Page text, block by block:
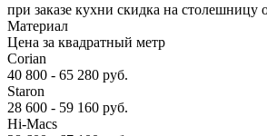
при заказе кухни скидка на столешницу
Материал
Цена за квадратный метр
Corian
40 800 - 65 280 руб.
Staron
28 600 - 59 160 руб.
Hi-Macs